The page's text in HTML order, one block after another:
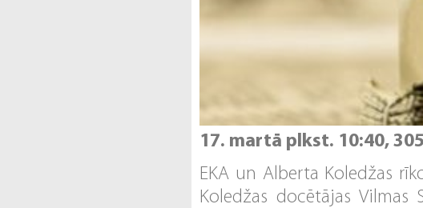
17. martā plkst. 10:40,
EKA un Alberta Koledžas
Koledžas docētājas Vilmas